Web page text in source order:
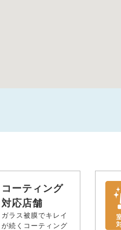
コーティング
対応店舗
ガラス被膜でキレイ
が続くコーティング